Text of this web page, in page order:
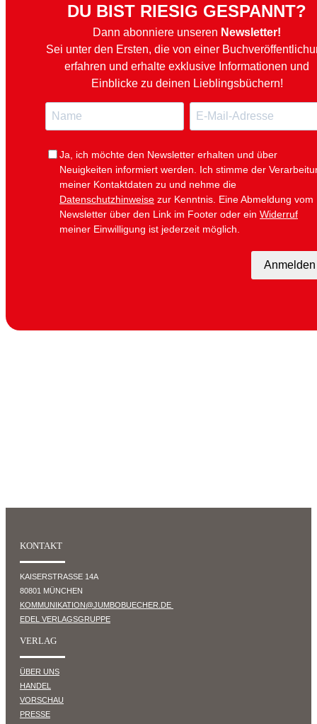
DU BIST RIESIG GESPANNT?
Dann abonniere unseren Newsletter!
Sei unter den Ersten, die von einer
erfahren und erhalte exklusive Informationen und
Einblicke zu deinen Lieblingsbüchern!
m
M
l
Ja, ich möchte den Newsletter erhalten und über
Neuigkeiten informiert werden. Ich stimme der
meiner Kontaktdaten zu und nehme die
Datenschutzhinweise zur Kenntnis. Eine Abmeldung vom
Newsletter über den Link im Footer oder ein Widerruf
meiner Einwilligung ist jederzeit möglich.
Anmelden
KONTAKT
KAISERSTRASSE 14A
80801 MÜNCHEN
KOMMUNIKATION@JUMBOBUECHER.DE
EDEL VERLAGSGRUPPE
VERLAG
ÜBER UNS
HANDEL
VORSCHAU
PRESSE